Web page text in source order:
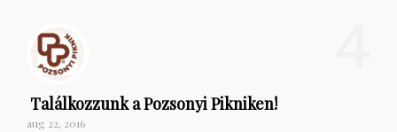
Találkozzunk a Pozsonyi Pikniken!
aug 22, 2016